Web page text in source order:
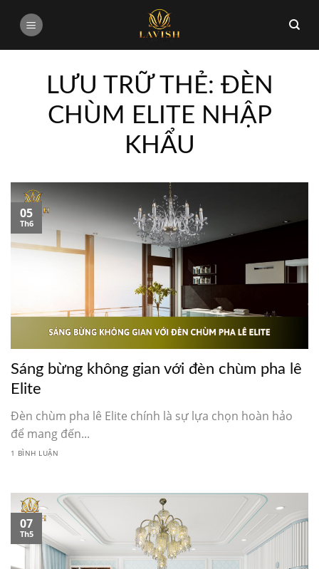
LƯU TRỮ THẺ: ĐÈN
CHÙM ELITE NHẬP
KHẨU
Sáng bừng không gian với đèn chùm pha lê
Elite
Đèn chùm pha lê Elite chính là sự lựa chọn hoàn hảo
để mang đến...
1 BÌNH LUẬN
05
Th6
07
Th5